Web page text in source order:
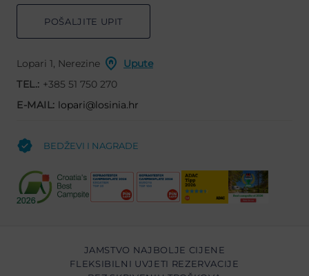
POŠALJITE UPIT
Lopari 1, Nerezine
Upute
TEL.: +385 51 750 270
E-MAIL: lopari@losinia.hr
BEDŽEVI I NAGRADE
JAMSTVO NAJBOLJE CIJENE
FLEKSIBILNI UVJETI REZERVACIJE